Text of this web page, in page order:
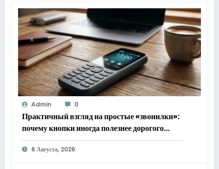
Admin 0
Практичный взгляд на простые «звонилки»:
почему кнопки иногда полезнее дорогого
флагмана
6 Августа, 2026